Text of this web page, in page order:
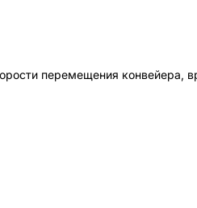
перемещения конвейера,